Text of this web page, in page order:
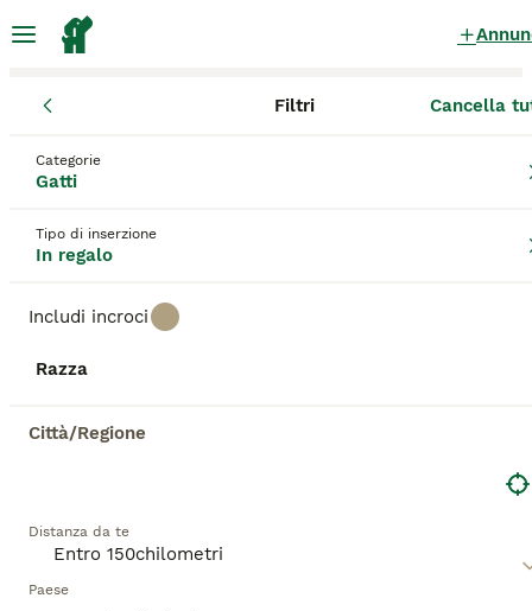
Filtri Cancella
Categorie
Gatti
Tipo di inserzione
In regalo
Includi incroci
Razza
Città/Regione
Distanza da te
Paese
Gattini in regalo
Tutte le razze
Salva ricerca
Età Sesso